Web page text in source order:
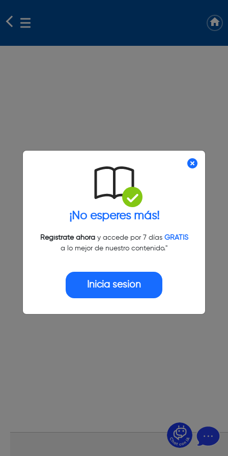
¡No esperes más!
Regístrate ahoray accede por 7 días GRATIS
a lo mejor de nuestro contenido."
Inicia sesión